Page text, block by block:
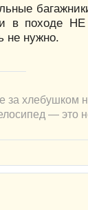
походе НЕ
не нужно.
за хлебушком
— это